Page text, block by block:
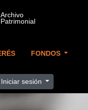
FONDOS
Iniciar sesión